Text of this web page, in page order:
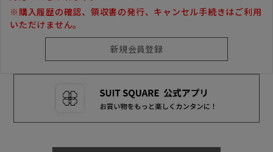
※購入履歴の確認、領収書の発行、キャンセル手続きはご利用
いただけません。